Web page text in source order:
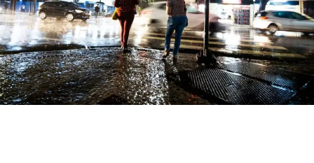
¿Qué hacer si entra agua a la casa